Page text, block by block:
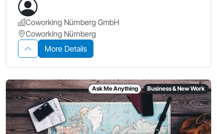
Coworking Nürnberg GmbH
Coworking Nürnberg
More Details
Ask Me Anything Business & New Work